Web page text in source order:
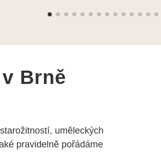
Brně
uměleckých
pravidelně pořádáme